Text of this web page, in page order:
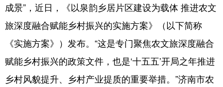
科技 科普 体育 文化
健康 军事 访谈 视频
图片 中央文件 金融 汽车
成景”，近日，《以泉韵乡居片区建设为载体 推进农文
旅深度融合赋能乡村振兴的实施方案》（以下简称
《实施方案》）发布。“这是专门聚焦农文旅深度融合
赋能乡村振兴的政策文件，也是‘十五五’开局之年推进
乡村风貌提升、乡村产业提质的重要举措。”济南市农